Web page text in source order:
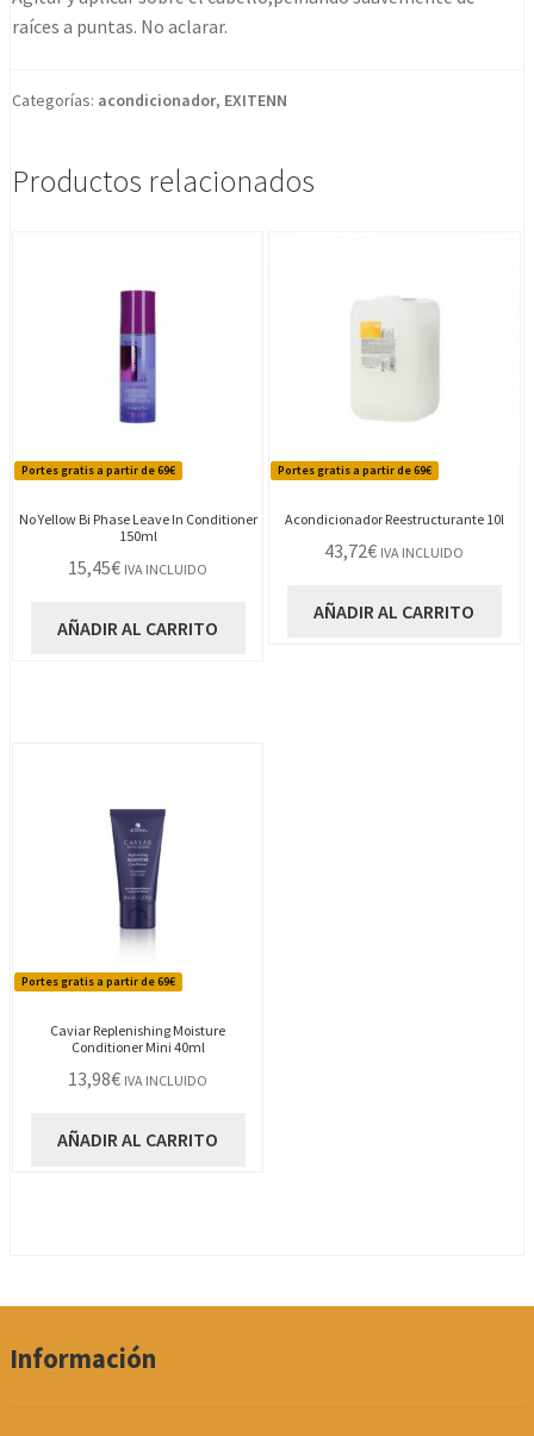
raíces a puntas. No aclarar.
Categorías: acondicionador, EXITENN
Productos relacionados
Portes gratis a partir de 69€
No Yellow Bi Phase Leave In Conditioner
150ml
15,45€ IVA INCLUIDO
AÑADIR AL CARRITO
Portes gratis a partir de 69€
Acondicionador Reestructurante 10l
43,72€ IVA INCLUIDO
AÑADIR AL CARRITO
Portes gratis a partir de 69€
Caviar Replenishing Moisture
Conditioner Mini 40ml
13,98€ IVA INCLUIDO
AÑADIR AL CARRITO
Información